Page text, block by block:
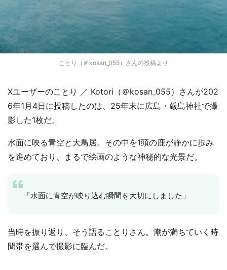
ことり（＠kosan_055）さんの投稿より
Xユーザーのことり ／ Kotori（＠kosan_055）さんが202
6年1月4日に投稿したのは、25年末に広島・厳島神社で撮
影した1枚だ。
水面に映る青空と大鳥居。その中を1頭の鹿が静かに歩み
を進めており、まるで絵画のような神秘的な光景だ。
「水面に青空が映り込む瞬間を大切にしました」
当時を振り返り、そう語ることりさん。潮が満ちていく時
間帯を選んで撮影に臨んだ。